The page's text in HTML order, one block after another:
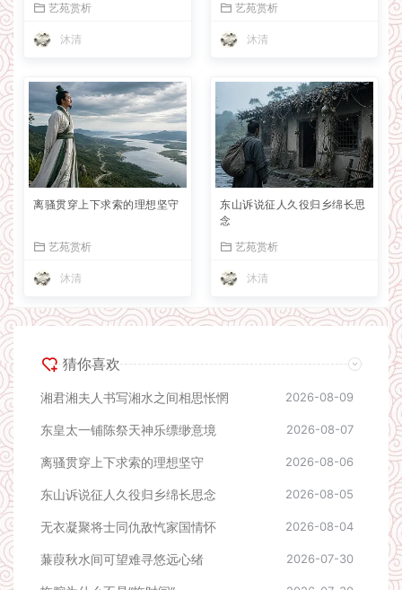
艺苑赏析
沐清
艺苑赏析
沐清
离骚贯穿上下求索的理想坚守
艺苑赏析
沐清
东山诉说征人久役归乡绵长思
念
艺苑赏析
沐清
猜你喜欢
湘君湘夫人书写湘水之间相思怅惘 2026-08-09
东皇太一铺陈祭天神乐缥缈意境 2026-08-07
离骚贯穿上下求索的理想坚守 2026-08-06
东山诉说征人久役归乡绵长思念 2026-08-05
无衣凝聚将士同仇敌忾家国情怀 2026-08-04
蒹葭秋水间可望难寻悠远心绪 2026-07-30